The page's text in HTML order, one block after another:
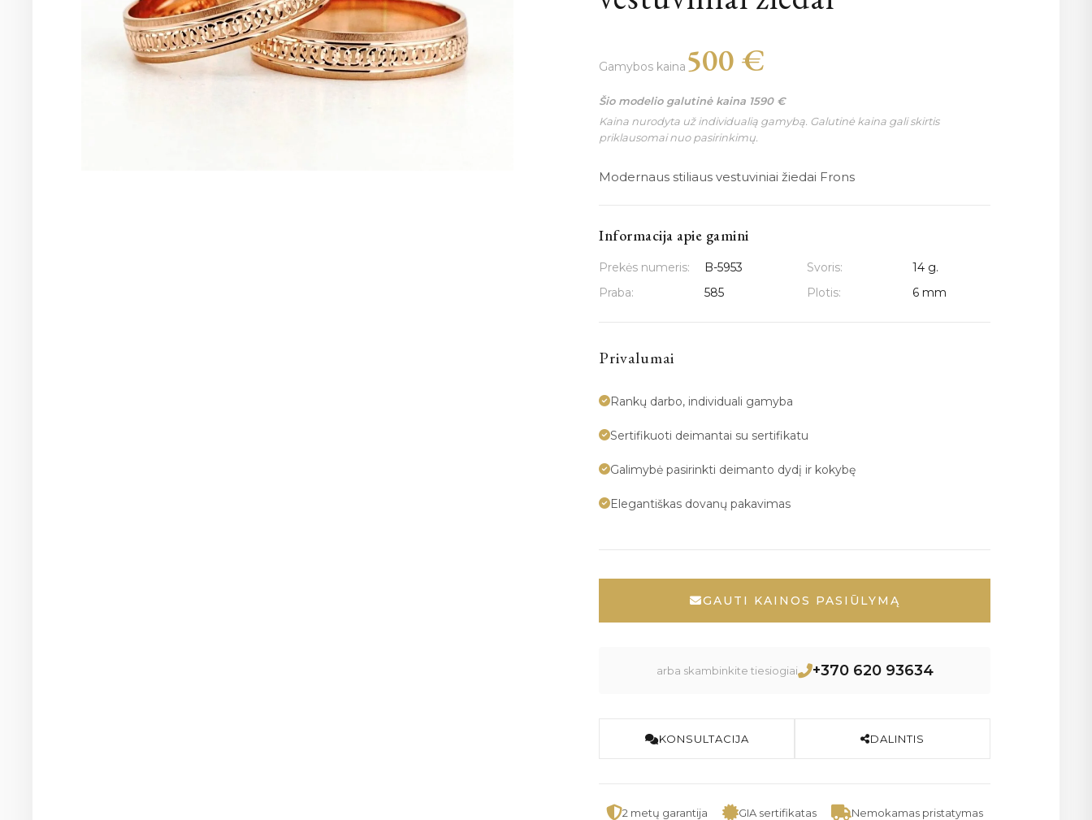
Gamybos kaina 500 €
Šio modelio galutinė kaina 1590 €
Kaina nurodyta už individualią gamybą. Galutinė kaina gali skirtis
priklausomai nuo pasirinkimų.
Modernaus stiliaus vestuviniai žiedai Frons
Informacija apie gamini
Prekės numeris: B-5953 Svoris:
14 g.
Praba:
585 Plotis: 6 mm
Privalumai
Rankų darbo, individuali gamyba
Sertifikuoti deimantai su sertifikatu
Galimybė pasirinkti deimanto dydį ir kokybę
Elegantiškas dovanų pakavimas
GAUTI KAINOS PASIŪLYMĄ
arba skambinkite tiesiogiai +370 620 93634
KONSULTACIJA DALINTIS
2 metų garantija GIA sertifikatas Nemokamas pristatymas